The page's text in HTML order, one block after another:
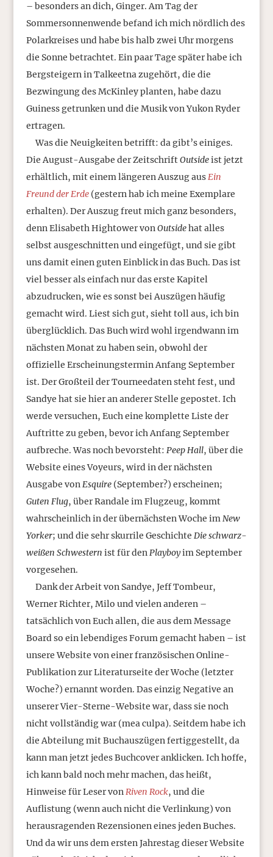
– besonders an dich, Ginger. Am Tag der
Sommersonnenwende befand ich mich nördlich des
Polarkreises und habe bis halb zwei Uhr morgens
die Sonne betrachtet. Ein paar Tage später habe ich
Bergsteigern in Talkeetna zugehört, die die
Bezwingung des McKinley planten, habe dazu
Guiness getrunken und die Musik von Yukon Ryder
ertragen.
Was die Neuigkeiten betrifft: da gibt’s einiges.
Die August-Ausgabe der ZeitschriftOutsideist jetzt
erhältlich, mit einem längeren Auszug ausEin
Freund der Erde(gestern hab ich meine Exemplare
erhalten). Der Auszug freut mich ganz besonders,
denn Elisabeth Hightower vonOutsidehat alles
selbst ausgeschnitten und eingefügt, und sie gibt
uns damit einen guten Einblick in das Buch. Das ist
viel besser als einfach nur das erste Kapitel
abzudrucken, wie es sonst bei Auszügen häufig
gemacht wird. Liest sich gut, sieht toll aus, ich bin
überglücklich. Das Buch wird wohl irgendwann im
nächsten Monat zu haben sein, obwohl der
offizielle Erscheinungstermin Anfang September
ist. Der Großteil der Tourneedaten steht fest, und
Sandye hat sie hier an anderer Stelle gepostet. Ich
werde versuchen, Euch eine komplette Liste der
Auftritte zu geben, bevor ich Anfang September
aufbreche. Was noch bevorsteht: Peep Hall, über die
Website eines Voyeurs, wird in der nächsten
Ausgabe vonEsquire(September?) erscheinen;
Guten Flug, über Randale im Flugzeug, kommt
wahrscheinlich in der übernächsten Woche imNew
Yorker; und die sehr skurrile Geschichte Die schwarz-
weißen Schwestern ist für denPlayboyim September
vorgesehen.
Dank der Arbeit von Sandye, Jeff Tombeur,
Werner Richter, Milo und vielen anderen –
tatsächlich von Euch allen, die aus dem Message
Board so ein lebendiges Forum gemacht haben – ist
unsere Website von einer französischen Online-
Publikation zur Literaturseite der Woche (letzter
Woche?) ernannt worden. Das einzig Negative an
unserer Vier-Sterne-Website war, dass sie noch
nicht vollständig war (mea culpa). Seitdem habe ich
die Abteilung mit Buchauszügen fertiggestellt, da
kann man jetzt jedes Buchcover anklicken. Ich hoffe,
ich kann bald noch mehr machen, das heißt,
Hinweise für Leser vonRiven Rock, und die
Auflistung (wenn auch nicht die Verlinkung) von
herausragenden Rezensionen eines jeden Buches.
Und da wir uns dem ersten Jahrestag dieser Website